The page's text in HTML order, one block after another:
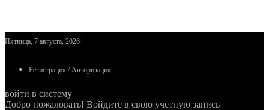
Пятница, 7 августа, 2026
Регистрация / Авторизация
войти в систему
Добро пожаловать! Войдите в свою учётную запись